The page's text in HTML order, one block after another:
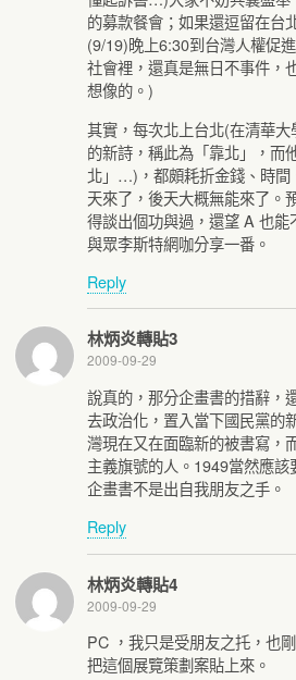
的募款餐會；如果還逗留在台
(9/19)晚上6:30到台灣人權促
社會裡，還真是無日不事件，
想像的。)
其實，每次北上台北(在清華
的新詩，稱此為「靠北」，而
北」…)，都頗耗折金錢、時間
天來了，後天大概無能來了。
得談出個功與過，還望 A 也
與眾李斯特網咖分享一番。
Reply
林炳炎轉貼3
2009-09-29
說真的，那分企畫書的措辭，
去政治化，置入當下國民黨的
灣現在又在面臨新的被書寫，
主義旗號的人。1949當然應
企畫書不是出自我朋友之手。
Reply
林炳炎轉貼4
2009-09-29
PC ，我只是受朋友之托，也
把這個展覽策劃案貼上來。